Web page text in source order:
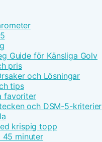
Guide för Känsliga Golv
pris
och Lösningar
tips
favoriter
och DSM-5-kriterier
krispig topp
45 minuter